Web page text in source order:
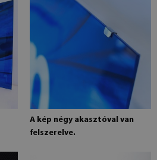
A kép négy akasztóval van
felszerelve.